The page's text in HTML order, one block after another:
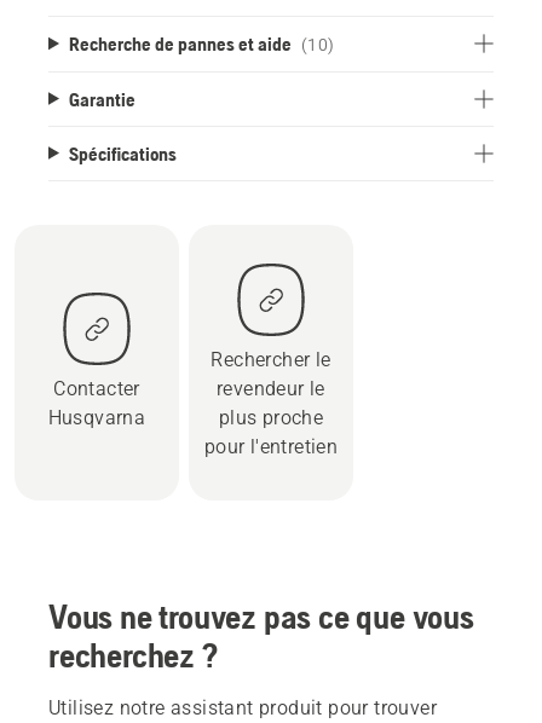
Recherche de pannes et aide (10)
Garantie
Spécifications
Contacter
Husqvarna
Rechercher le
revendeur le
plus proche
pour l'entretien
Vous ne trouvez pas ce que vous
recherchez ?
Utilisez notre assistant produit pour trouver